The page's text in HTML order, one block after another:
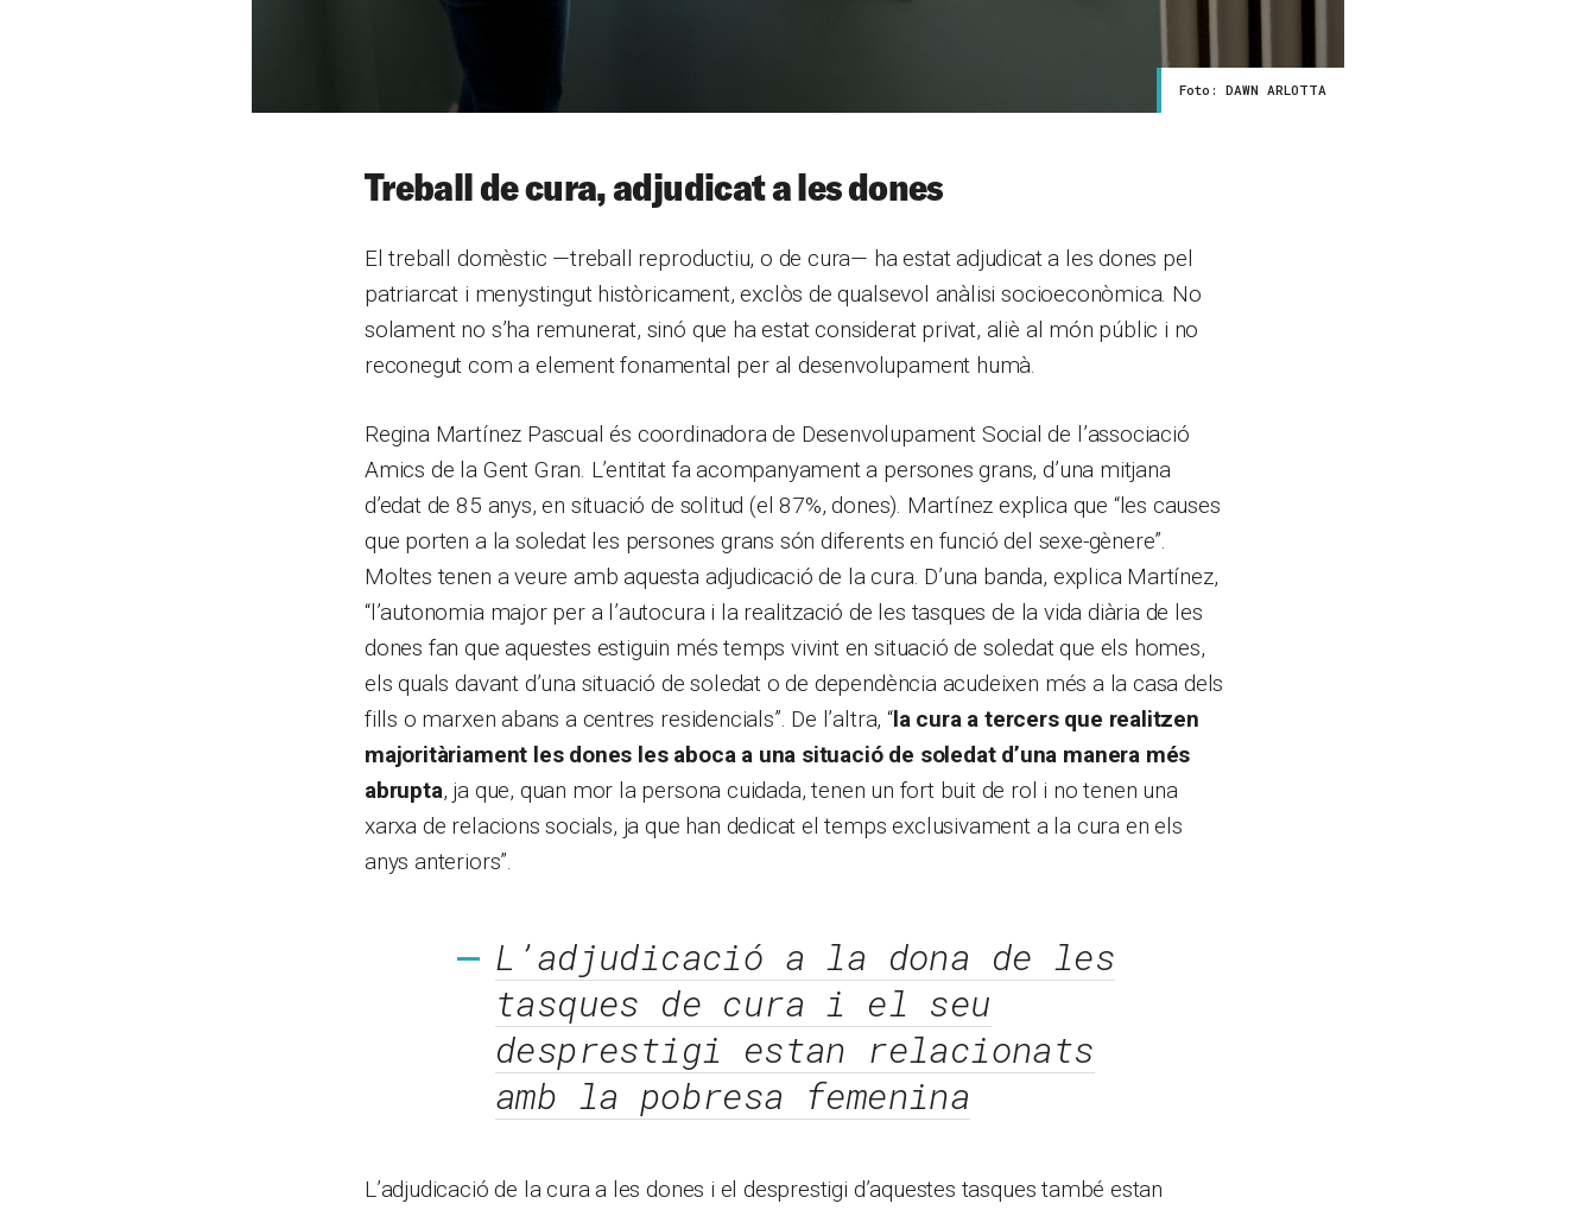
Foto: DAWN ARLOTTA
Treball de cura, adjudicat a les dones
El treball domèstic —treball reproductiu, o de cura— ha estat adjudicat a les dones pel
patriarcat i menystingut històricament, exclòs de qualsevol anàlisi socioeconòmica. No
solament no s’ha remunerat, sinó que ha estat considerat privat, aliè al món públic i no
reconegut com a element fonamental per al desenvolupament humà.
Regina Martínez Pascual és coordinadora de Desenvolupament Social de l’associació
Amics de la Gent Gran. L’entitat fa acompanyament a persones grans, d’una mitjana
d’edat de 85 anys, en situació de solitud (el 87%, dones). Martínez explica que “les causes
que porten a la soledat les persones grans són diferents en funció del sexe-gènere”.
Moltes tenen a veure amb aquesta adjudicació de la cura. D’una banda, explica Martínez,
“l’autonomia major per a l’autocura i la realització de les tasques de la vida diària de les
dones fan que aquestes estiguin més temps vivint en situació de soledat que els homes,
els quals davant d’una situació de soledat o de dependència acudeixen més a la casa dels
fills o marxen abans a centres residencials”. De l’altra, “la cura a tercers que realitzen
majoritàriament les dones les aboca a una situació de soledat d’una manera més
abrupta, ja que, quan mor la persona cuidada, tenen un fort buit de rol i no tenen una
xarxa de relacions socials, ja que han dedicat el temps exclusivament a la cura en els
anys anteriors”.
L’adjudicació a la dona de les
tasques de cura i el seu
desprestigi estan relacionats
amb la pobresa femenina
L’adjudicació de la cura a les dones i el desprestigi d’aquestes tasques també estan